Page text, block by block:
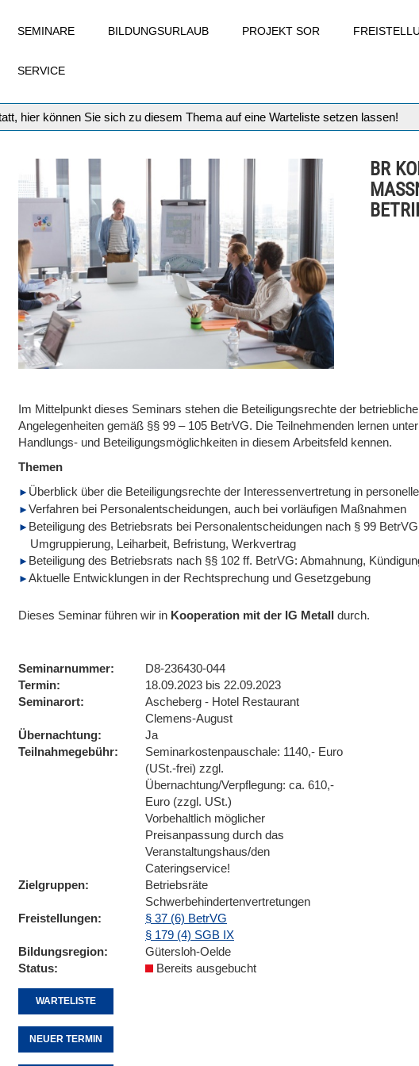
SEMINARE BILDUNGSURLAUB PROJEKT SOR
SERVICE
hier können Sie sich zu diesem Thema auf eine Warteliste setzen lassen!
BR
Im Mittelpunkt dieses Seminars stehen die Beteiligungsrechte der
Angelegenheiten gemäß §§ 99 – 105 BetrVG. Die Teilnehmenden lernen
Handlungs- und Beteiligungsmöglichkeiten in diesem Arbeitsfeld kennen.
Themen
Überblick über die Beteiligungsrechte der Interessenvertretung in
Verfahren bei Personalentscheidungen, auch bei vorläufigen Maßnahmen
Beteiligung des Betriebsrats bei Personalentscheidungen nach § 99
Umgruppierung, Leiharbeit, Befristung, Werkvertrag
Beteiligung des Betriebsrats nach §§ 102 ff. BetrVG: Abmahnung,
Aktuelle Entwicklungen in der Rechtsprechung und Gesetzgebung
Dieses Seminar führen wir in Kooperation mit der IG Metall durch.
Seminarnummer
D8-236430-044
Termin
18.09.2023 bis 22.09.2023
Seminarort
Ascheberg - Hotel Restaurant
Clemens-August
Übernachtung
Ja
Teilnahmegebühr
Seminarkostenpauschale: 1140,- Euro
(USt.-frei) zzgl.
Übernachtung/Verpflegung: ca. 610,-
Euro (zzgl. USt.)
Vorbehaltlich möglicher
Preisanpassung durch das
Veranstaltungshaus/den
Cateringservice!
Zielgruppen
Betriebsräte
Schwerbehindertenvertretungen
Freistellungen
§ 37 (6) BetrVG
§ 179 (4) SGB IX
Bildungsregion
Gütersloh-Oelde
Status
Bereits ausgebucht
WARTELISTE
NEUER TERMIN